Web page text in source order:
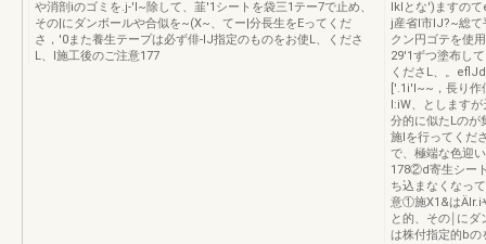
や消剖iのゴミを.j-'I~除して、韮'1シートを袋三1テー7で止め、
その|にダンボールや合似を~(X~、てー|分長生をEってくだ
さ，'0また養生テープは必ず俳-IJ指定のものをお使L、くださ
L、I施工後のご注意177
Iklとな')ますの
j産省l市IJ?~総
クン円ゴテを使
29'1ずつ塗布し
くださL、。
['.1i'l~~，長り
l:iW、とします
分的に似たLのが
施lを行ってくだ
で、極端な色迎
178②d寄生シー
ち込まなくなっ
意①施X1&はÄlr.i
と的、その￨に
は株付指定的bの